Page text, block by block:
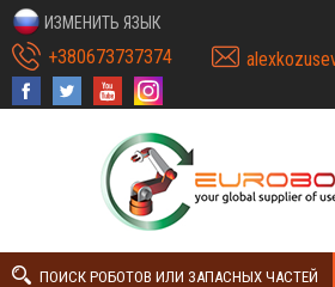
ИЗМЕНИТЬ ЯЗЫК
+380673737374
ПОИСК РОБОТОВ ИЛИ ЗАПАСНЫХ ЧАСТЕЙ